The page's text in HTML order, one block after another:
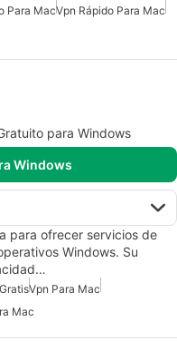
Para MacVpn Rápido Para Mac
para Windows
Windows
para ofrecer servicios de
Windows. Su
Vpn Para Mac
Mac